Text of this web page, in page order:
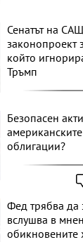
Сенатът на
законопроект
който
Тръмп
Безопасен
облигации?
Фед трябва да
вслушва в
обикновените